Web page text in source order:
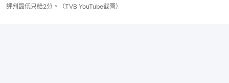
評判最低只給2分。（TVB YouTube截圖）